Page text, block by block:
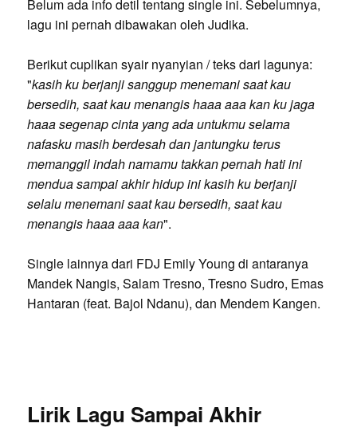
Belum ada info detil tentang single ini. Sebelumnya,
lagu ini pernah dibawakan oleh Judika.
Berikut cuplikan syair nyanyian / teks dari lagunya:
"kasih ku berjanji sanggup menemani saat kau
bersedih, saat kau menangis haaa aaa kan ku jaga
haaa segenap cinta yang ada untukmu selama
nafasku masih berdesah dan jantungku terus
memanggil indah namamu takkan pernah hati ini
mendua sampai akhir hidup ini kasih ku berjanji
selalu menemani saat kau bersedih, saat kau
menangis haaa aaa kan".
Single lainnya dari FDJ Emily Young di antaranya
Mandek Nangis, Salam Tresno, Tresno Sudro, Emas
Hantaran (feat. Bajol Ndanu), dan Mendem Kangen.
Lirik Lagu Sampai Akhir